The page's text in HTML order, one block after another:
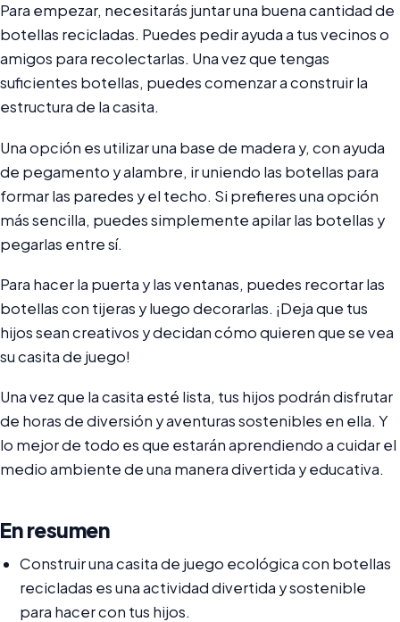
Para empezar, necesitarás juntar una buena cantidad de
botellas recicladas. Puedes pedir ayuda a tus vecinos o
amigos para recolectarlas. Una vez que tengas
suficientes botellas, puedes comenzar a construir la
estructura de la casita.
Una opción es utilizar una base de madera y, con ayuda
de pegamento y alambre, ir uniendo las botellas para
formar las paredes y el techo. Si prefieres una opción
más sencilla, puedes simplemente apilar las botellas y
pegarlas entre sí.
Para hacer la puerta y las ventanas, puedes recortar las
botellas con tijeras y luego decorarlas. ¡Deja que tus
hijos sean creativos y decidan cómo quieren que se vea
su casita de juego!
Una vez que la casita esté lista, tus hijos podrán disfrutar
de horas de diversión y aventuras sostenibles en ella. Y
lo mejor de todo es que estarán aprendiendo a cuidar el
medio ambiente de una manera divertida y educativa.
En resumen
Construir una casita de juego ecológica con botellas
recicladas es una actividad divertida y sostenible
para hacer con tus hijos.